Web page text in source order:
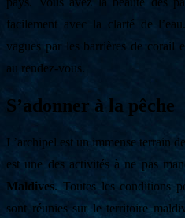
facilement avec la clarté de
vagues par les barrières de corail
au rendez-vous.
S’adonner à la pêche
L’archipel est un immense terrain
est une des activités à ne pas
Maldives. Toutes les conditions
sont réunies sur le territoire